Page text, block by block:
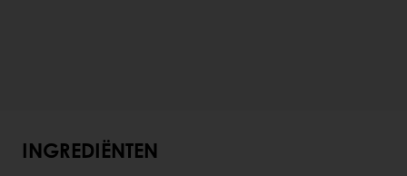
INGREDIËNTEN